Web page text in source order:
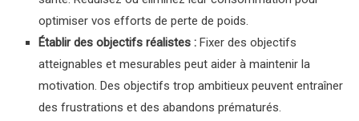
optimiser vos efforts de perte de poids.
Établir des objectifs réalistes : Fixer des objectifs
atteignables et mesurables peut aider à maintenir la
motivation. Des objectifs trop ambitieux peuvent entraîner
des frustrations et des abandons prématurés.